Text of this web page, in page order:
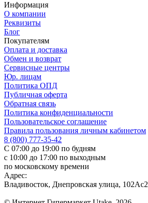
Информация
О компании
Реквизиты
Блог
Покупателям
Оплата и доставка
Обмен и возврат
Сервисные центры
Юр. лицам
Политика ОПД
Публичная оферта
Обратная связь
Политика конфиденциальности
Пользовательское соглашение
Правила пользования личным кабинетом
8 (800) 777-35-42
С 07:00 до 19:00 по будням
с 10:00 до 17:00 по выходным
по московскому времени
Адрес:
Владивосток, Днепровская улица, 102Ас2